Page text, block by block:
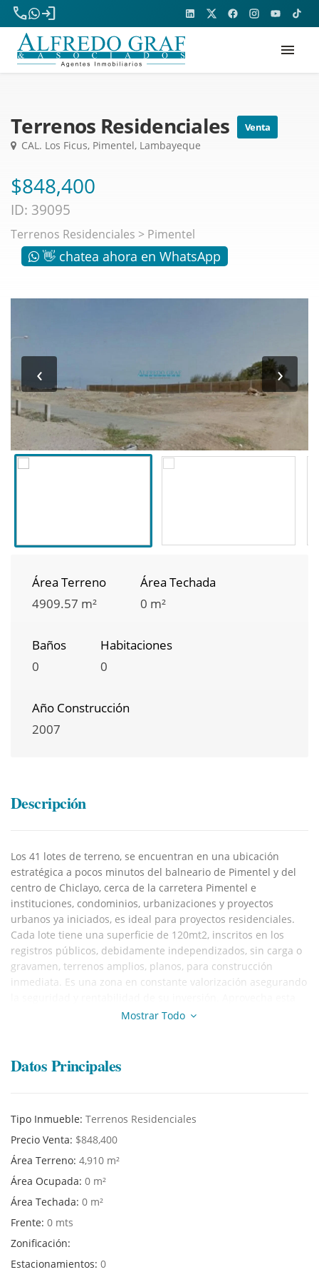
phone
login
menu
Terrenos Residenciales Venta
CAL. Los Ficus, Pimentel, Lambayeque
$848,400
ID: 39095
Terrenos Residenciales > Pimentel
👋 chatea ahora en WhatsApp
‹ ›
Área Terreno
4909.57 m²
Área Techada
0 m²
Baños
0
Habitaciones
0
Año Construcción
2007
Descripción
Los 41 lotes de terreno, se encuentran en una ubicación
estratégica a pocos minutos del balneario de Pimentel y del
centro de Chiclayo, cerca de la carretera Pimentel e
instituciones, condominios, urbanizaciones y proyectos
urbanos ya iniciados, es ideal para proyectos residenciales.
Cada lote tiene una superficie de 120mt2, inscritos en los
registros públicos, debidamente independizados, sin carga o
gravamen, terrenos amplios, planos, para construcción
inmediata. Es una zona en constante valorización asegurando
oportunidad en una de las zonas con mayor proyección de
¡Para mayor información tomar contacto con nuestro agente
Mostrar Todo
Datos Principales
Tipo Inmueble: Terrenos Residenciales
Precio Venta: $848,400
Área Terreno: 4,910 m²
Área Ocupada: 0 m²
Área Techada: 0 m²
Frente: 0 mts
Zonificación:
Estacionamientos: 0